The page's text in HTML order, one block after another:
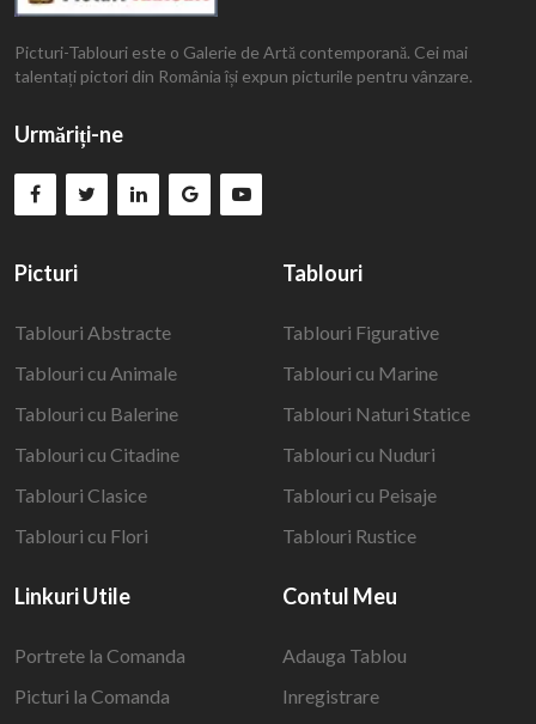
Picturi-Tablouri este o Galerie de Artă contemporană. Cei mai
talentați pictori din România își expun picturile pentru vânzare.
Urmăriți-ne
Picturi
Tablouri Abstracte
Tablouri cu Animale
Tablouri cu Balerine
Tablouri cu Citadine
Tablouri Clasice
Tablouri cu Flori
Tablouri
Tablouri Figurative
Tablouri cu Marine
Tablouri Naturi Statice
Tablouri cu Nuduri
Tablouri cu Peisaje
Tablouri Rustice
Linkuri Utile
Portrete la Comanda
Picturi la Comanda
Contul Meu
Adauga Tablou
Inregistrare